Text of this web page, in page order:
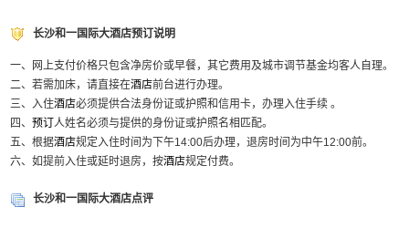
长沙和一国际大酒店预订说明
一、网上支付价格只包含净房价或早餐，其它费用及城市调节基金均客人自理。
二、若需加床，请直接在酒店前台进行办理。
三、入住酒店必须提供合法身份证或护照和信用卡，办理入住手续 。
四、 预订 人姓名必须与提供的身份证或护照名相匹配。
五、根据酒店规定入住时间为下午14:00后办理，退房时间为中午12:00前。
六、如提前入住或延时退房，按酒店规定付费。
长沙和一国际大酒店点评